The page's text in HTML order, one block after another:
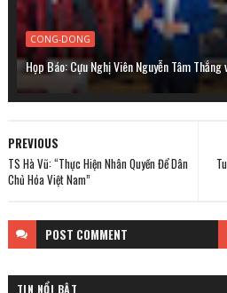
CONG-DONG
Họp Báo: Cựu Nghị Viên Nguyễn Tâm Thắng
PREVIOUS
TS Hà Vũ: “Thực Hiện Nhân Quyền Để Dân
Chủ Hóa Việt Nam”
POST COMMENT
TIN NỔI BẬT